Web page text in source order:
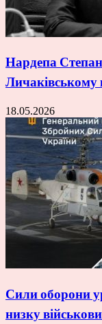
Нардепа
Личаківському
18.05.2026
Сили оборони
низку